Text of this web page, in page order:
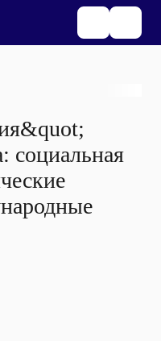
социальная